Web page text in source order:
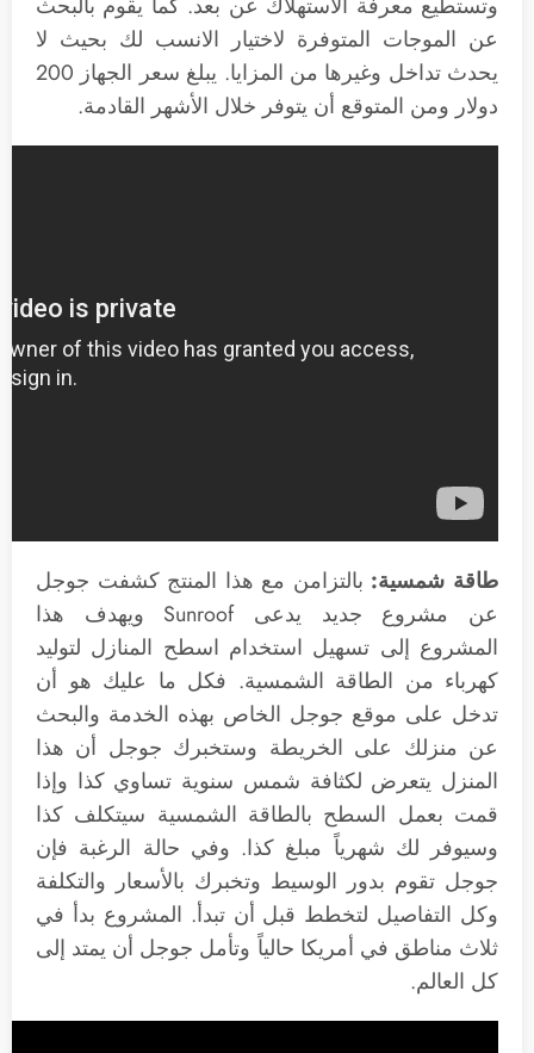
عن الموجات المتوفرة لاختيار الانسب لك بحيث لا
يحدث تداخل وغيرها من المزايا. يبلغ سعر الجهاز 200
دولار ومن المتوقع أن يتوفر خلال الأشهر القادمة.
طاقة شمسية: بالتزامن مع هذا المنتج كشفت جوجل
عن مشروع جديد يدعى Sunroof ويهدف هذا
المشروع إلى تسهيل استخدام اسطح المنازل لتوليد
كهرباء من الطاقة الشمسية. فكل ما عليك هو أن
تدخل على موقع جوجل الخاص بهذه الخدمة والبحث
عن منزلك على الخريطة وستخبرك جوجل أن هذا
المنزل يتعرض لكثافة شمس سنوية تساوي كذا وإذا
قمت بعمل السطح بالطاقة الشمسية سيتكلف كذا
وسيوفر لك شهرياً مبلغ كذا. وفي حالة الرغبة فإن
جوجل تقوم بدور الوسيط وتخبرك بالأسعار والتكلفة
وكل التفاصيل لتخطط قبل أن تبدأ. المشروع بدأ في
ثلاث مناطق في أمريكا حالياً وتأمل جوجل أن يمتد إلى
كل العالم.